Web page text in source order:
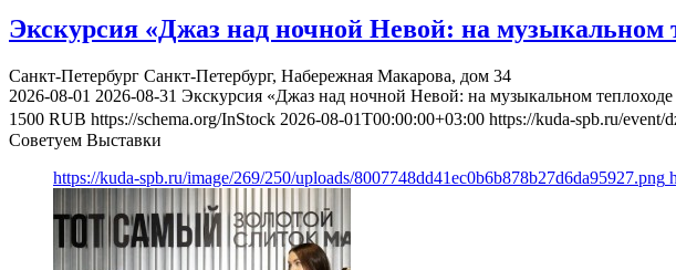
Экскурсия «Джаз над ночной Невой: на музыкальном
Санкт-Петербург Санкт-Петербург, Набережная Макарова, дом 34
2026-08-01 2026-08-31 Экскурсия «Джаз над ночной Невой: на музыкальном
1500 RUB https://schema.org/InStock 2026-08-01T00:00:00+03:00 https://kuda-spb.ru/event/
Советуем Выставки
https://kuda-spb.ru/image/269/250/uploads/8007748dd41ec0b6b878b27d6da95927.png